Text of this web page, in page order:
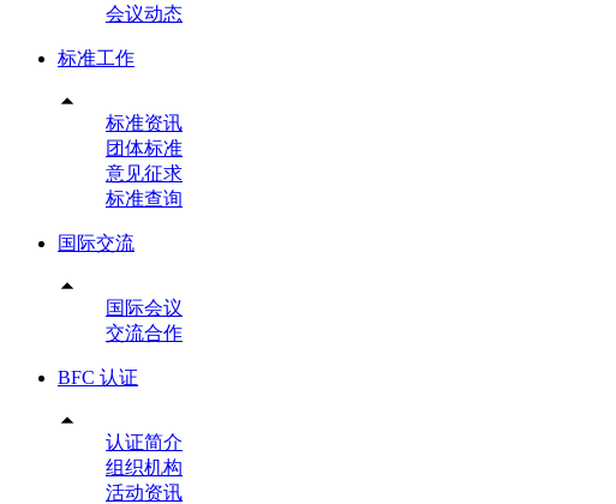
会议动态
标准工作

标准资讯
团体标准
意见征求
标准查询
国际交流

国际会议
交流合作
BFC 认证

认证简介
组织机构
活动资讯